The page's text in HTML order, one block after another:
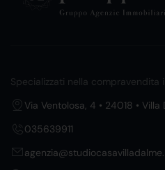
Specializzati nella
Via Ventolosa, 4 • 24018 • Villa
035639911